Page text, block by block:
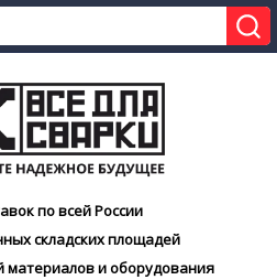
по всей России
складских площадей
материалов и оборудования